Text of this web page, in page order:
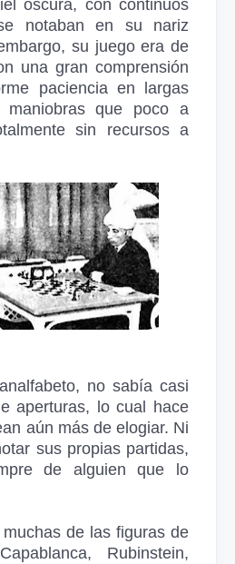
oscura, con continuos
notaban en su nariz
su juego era de
una gran comprensión
paciencia en largas
maniobras que poco a
sin recursos a
no sabía casi
aperturas, lo cual hace
aún más de elogiar. Ni
sus propias partidas,
de alguien que lo
de las figuras de
Rubinstein,